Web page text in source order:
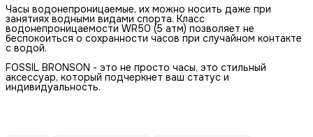
Часы водонепроницаемые, их можно носить даже при
занятиях водными видами спорта. Класс
водонепроницаемости WR50 (5 атм) позволяет не
беспокоиться о сохранности часов при случайном контакте
с водой.
FOSSIL BRONSON - это не просто часы, это стильный
аксессуар, который подчеркнет ваш статус и
индивидуальность.